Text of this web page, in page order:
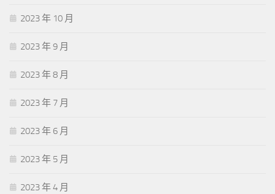
2023 年 10 月
2023 年 9 月
2023 年 8 月
2023 年 7 月
2023 年 6 月
2023 年 5 月
2023 年 4 月